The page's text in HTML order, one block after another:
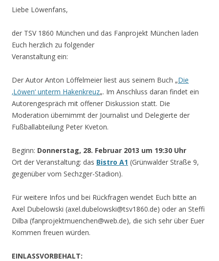
Liebe Löwenfans,
der TSV 1860 München und das Fanprojekt München laden
Euch herzlich zu folgender
Veranstaltung ein:
Der Autor Anton Löffelmeier liest aus seinem Buch „Die
‚Löwen‘ unterm Hakenkreuz„. Im Anschluss daran findet ein
Autorengespräch mit offener Diskussion statt. Die
Moderation übernimmt der Journalist und Delegierte der
Fußballabteilung Peter Kveton.
Beginn: Donnerstag, 28. Februar 2013 um 19:30 Uhr
Ort der Veranstaltung: das Bistro A1 (Grünwalder Straße 9,
gegenüber vom Sechzger-Stadion).
Für weitere Infos und bei Rückfragen wendet Euch bitte an
Axel Dubelowski (axel.dubelowski@tsv1860.de) oder an Steffi
Dilba (fanprojektmuenchen@web.de), die sich sehr über Euer
Kommen freuen würden.
EINLASSVORBEHALT: